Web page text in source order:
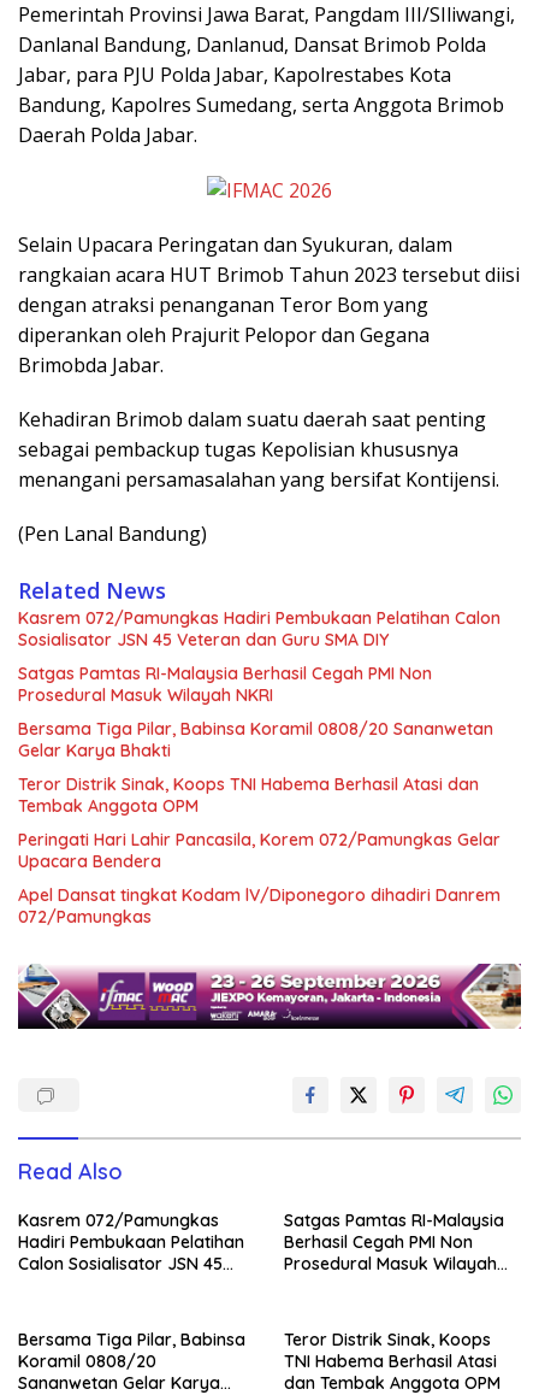
Pemerintah Provinsi Jawa Barat, Pangdam III/SIliwangi,
Danlanal Bandung, Danlanud, Dansat Brimob Polda
Jabar, para PJU Polda Jabar, Kapolrestabes Kota
Bandung, Kapolres Sumedang, serta Anggota Brimob
Daerah Polda Jabar.
Selain Upacara Peringatan dan Syukuran, dalam
rangkaian acara HUT Brimob Tahun 2023 tersebut diisi
dengan atraksi penanganan Teror Bom yang
diperankan oleh Prajurit Pelopor dan Gegana
Brimobda Jabar.
Kehadiran Brimob dalam suatu daerah saat penting
sebagai pembackup tugas Kepolisian khususnya
menangani persamasalahan yang bersifat Kontijensi.
(Pen Lanal Bandung)
Related News
Kasrem 072/Pamungkas Hadiri Pembukaan Pelatihan Calon
Sosialisator JSN 45 Veteran dan Guru SMA DIY
Satgas Pamtas RI-Malaysia Berhasil Cegah PMI Non
Prosedural Masuk Wilayah NKRI
Bersama Tiga Pilar, Babinsa Koramil 0808/20 Sananwetan
Gelar Karya Bhakti
Teror Distrik Sinak, Koops TNI Habema Berhasil Atasi dan
Tembak Anggota OPM
Peringati Hari Lahir Pancasila, Korem 072/Pamungkas Gelar
Upacara Bendera
Apel Dansat tingkat Kodam lV/Diponegoro dihadiri Danrem
072/Pamungkas
Read Also
Kasrem 072/Pamungkas
Hadiri Pembukaan Pelatihan
Calon Sosialisator JSN 45
Satgas Pamtas RI-Malaysia
Berhasil Cegah PMI Non
Prosedural Masuk Wilayah
Bersama Tiga Pilar, Babinsa
Koramil 0808/20
Sananwetan Gelar Karya
Teror Distrik Sinak, Koops
TNI Habema Berhasil Atasi
dan Tembak Anggota OPM